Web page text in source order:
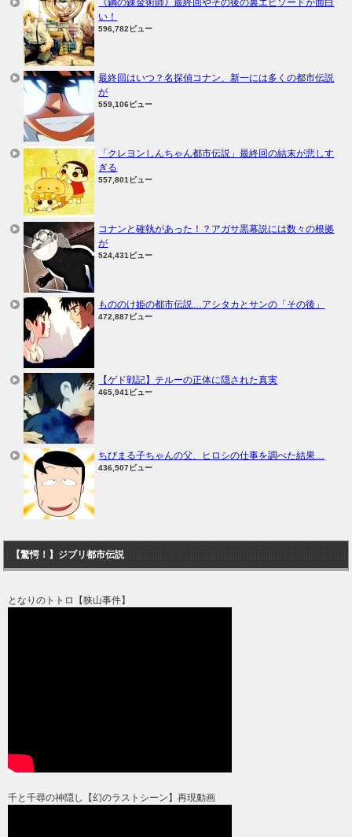
い！
596,782ビュー
最終回はいつ？名探偵コナン、新一には多くの都市伝説
が
559,106ビュー
「クレヨンしんちゃん都市伝説」最終回の結末が悲しす
ぎる
557,801ビュー
コナンと確執があった！？アガサ黒幕説には数々の根拠
が
524,431ビュー
もののけ姫の都市伝説…アシタカとサンの「その後」
472,887ビュー
【ゲド戦記】テルーの正体に隠された真実
465,941ビュー
ちびまる子ちゃんの父、ヒロシの仕事を調べた結果…
436,507ビュー
【驚愕！】ジブリ都市伝説
となりのトトロ【狭山事件】
千と千尋の神隠し【幻のラストシーン】再現動画